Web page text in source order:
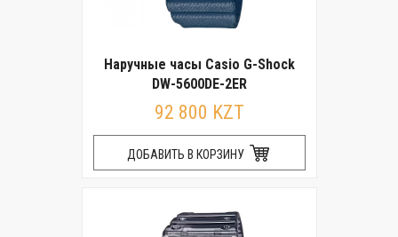
Наручные часы Casio G-Shock
DW-5600DE-2ER
92 800 KZT
ДОБАВИТЬ В КОРЗИНУ